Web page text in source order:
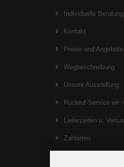
Individuelle
Kontakt
Preise und Angebote
Wegbeschreibung
Unsere Ausstellung
Rückruf-Service wir
Lieferzeiten u.
Zahlarten